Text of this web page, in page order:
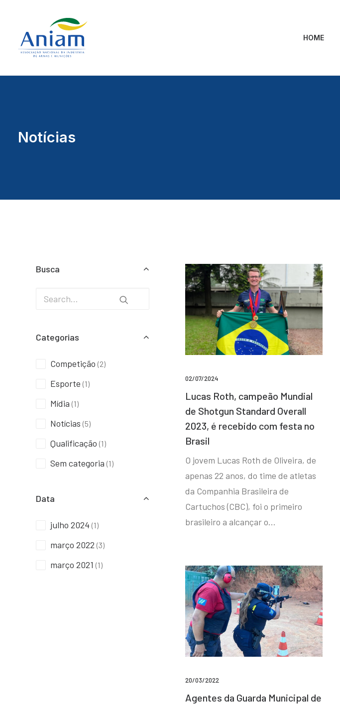
HOME
Notícias
Busca
Categorias
Competição (2)
Esporte (1)
Mídia (1)
Notícias (5)
Qualificação (1)
Sem categoria (1)
Data
julho 2024 (1)
março 2022 (3)
março 2021 (1)
02/07/2024
Lucas Roth, campeão Mundial
de Shotgun Standard Overall
2023, é recebido com festa no
Brasil
O jovem Lucas Roth de Oliveira, de
apenas 22 anos, do time de atletas
da Companhia Brasileira de
Cartuchos (CBC), foi o primeiro
brasileiro a alcançar o…
20/03/2022
Agentes da Guarda Municipal de